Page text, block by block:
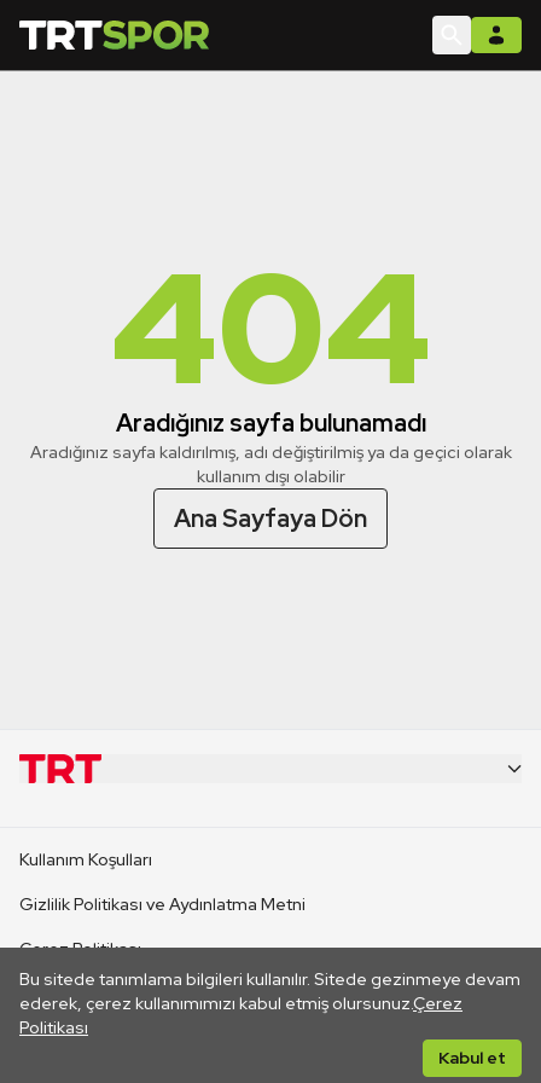
404
Aradığınız sayfa bulunamadı
Aradığınız sayfa kaldırılmış, adı değiştirilmiş ya da geçici olarak
kullanım dışı olabilir
Ana Sayfaya Dön
Bu sitede tanımlama bilgileri kullanılır. Sitede gezinmeye devam
ederek, çerez kullanımımızı kabul etmiş olursunuz.Çerez
Politikası
Kabul et
CANLI YAYINLAR
Kullanım Koşulları
Gizlilik Politikası ve Aydınlatma Metni
Çerez Politikası
İletişim
Her hakkı saklıdır. ©2026 TRT. Bağlantı yoluyla gidilen dış